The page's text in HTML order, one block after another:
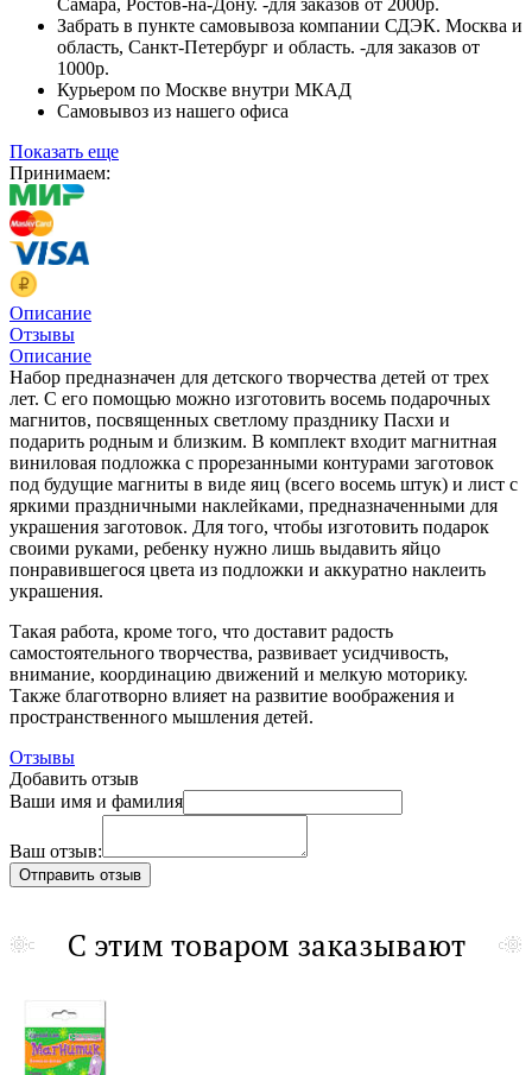
Забрать в пункте самовывоза компании СДЭК. Москва и
область, Санкт-Петербург и область. -для заказов от
1000р.
Курьером по Москве внутри МКАД
Самовывоз из нашего офиса
Показать еще
Принимаем:
Описание
Отзывы
Описание
Набор предназначен для детского творчества детей от трех
лет. С его помощью можно изготовить восемь подарочных
магнитов, посвященных светлому празднику Пасхи и
подарить родным и близким. В комплект входит магнитная
виниловая подложка с прорезанными контурами заготовок
под будущие магниты в виде яиц (всего восемь штук) и лист с
яркими праздничными наклейками, предназначенными для
украшения заготовок. Для того, чтобы изготовить подарок
своими руками, ребенку нужно лишь выдавить яйцо
понравившегося цвета из подложки и аккуратно наклеить
украшения.
Такая работа, кроме того, что доставит радость
самостоятельного творчества, развивает усидчивость,
внимание, координацию движений и мелкую моторику.
Также благотворно влияет на развитие воображения и
пространственного мышления детей.
Отзывы
Добавить отзыв
Ваши имя и фамилия
Ваш отзыв:
С этим товаром заказывают